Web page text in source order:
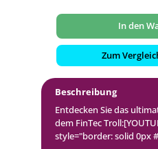
In den
Zum
Beschreibung
Entdecken Sie das
dem FinTec
style="border: solid 0px